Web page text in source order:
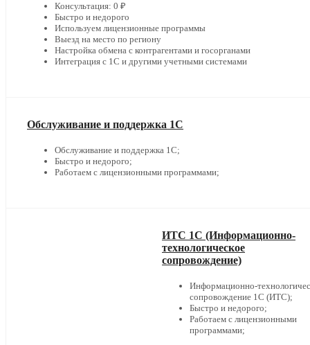
Консультация: 0 ₽
Быстро и недорого
Используем лицензионные программы
Выезд на место по региону
Настройка обмена с контрагентами и госорганами
Интеграция с 1С и другими учетными системами
Обслуживание и поддержка 1С
Обслуживание и поддержка 1С;
Быстро и недорого;
Работаем с лицензионными программами;
ИТС 1С (Информационно-
технологическое
сопровождение)
Информационно-
сопровождение 1С (ИТС);
Быстро и недорого;
Работаем с лицензионными
программами;